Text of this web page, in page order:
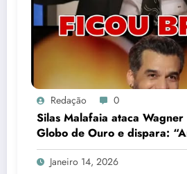
Redação 0
Silas Malafaia ataca
Globo de Ouro e dispara:
cretino”
Janeiro 14, 2026